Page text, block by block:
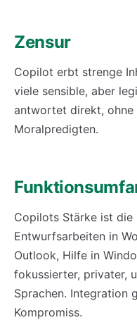
Zensur
Copilot erbt strenge
viele sensible, aber
antwortet direkt, ohne
Moralpredigten.
Copilots Stärke ist
Entwurfsarbeiten in
Outlook, Hilfe in
fokussierter, privater,
Sprachen. Integration
Kompromiss.